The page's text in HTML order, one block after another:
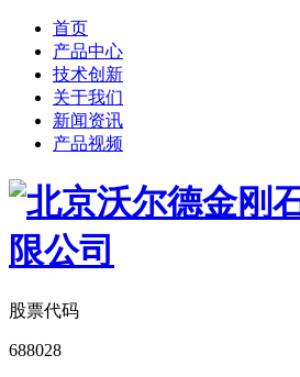
首页
产品中心
技术创新
关于我们
新闻资讯
产品视频
股票代码
688028